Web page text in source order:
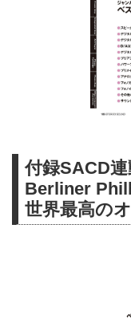
付録SACD
Berliner
世界最高の